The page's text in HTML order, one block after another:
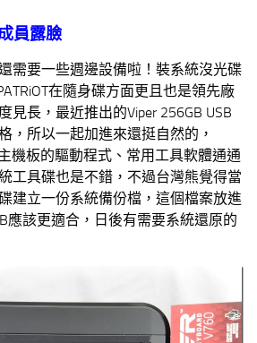
員露臉
需要一些週邊設備啦！裝系統沒光碟
在隨身碟方面更且也是領先廠
見長，最近推出的Viper 256GB USB
，所以一起加進來還挺自然的，
機板的驅動程式、常用工具軟體通通
工具碟也是不錯，不過台灣熊覺得當
建立一份系統備份檔，這個檔案放進
應該更適合，日後有需要系統還原的